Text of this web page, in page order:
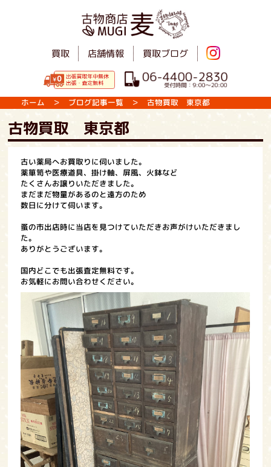
買取 店舗情報 買取ブログ
ホーム ＞ ブログ記事一覧 ＞ 古物買取 東京都
古物買取 東京都
古い薬局へお買取りに伺いました。
薬箪笥や医療道具、掛け軸、屏風、火鉢など
たくさんお譲りいただきました。
まだまだ物量があるのと遠方のため
数日に分けて伺います。
蚤の市出店時に当店を見つけていただきお声がけいただきまし
た。
ありがとうございます。
国内どこでも出張査定無料です。
お気軽にお問い合わせください。